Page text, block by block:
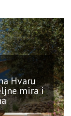
Hvaru
mira i